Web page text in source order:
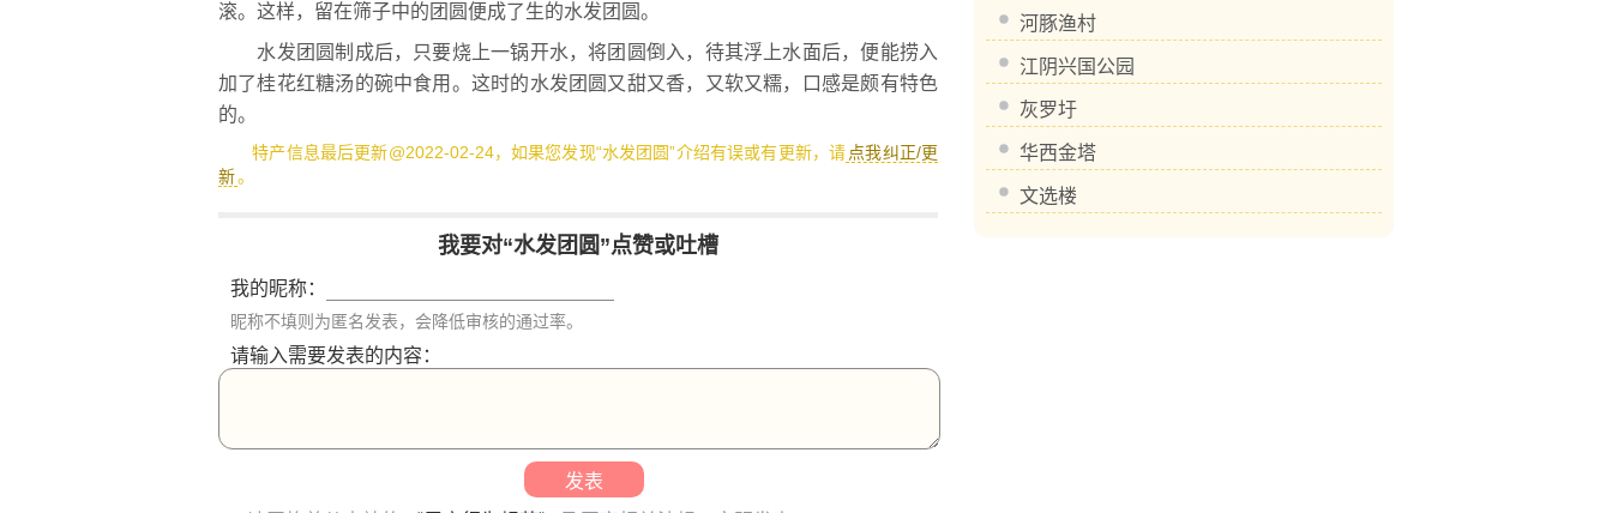
滚。这样，留在筛子中的团圆便成了生的水发团圆。
水发团圆制成后，只要烧上一锅开水，将团圆倒入，待其浮上水面后，便能捞入
加了桂花红糖汤的碗中食用。这时的水发团圆又甜又香，又软又糯，口感是颇有特色
的。
特产信息最后更新@2022-02-24，如果您发现“水发团圆”介绍有误或有更新，请 点我纠正/更
新。
我要对“水发团圆”点赞或吐槽
我的昵称：
昵称不填则为匿名发表，会降低审核的通过率。
请输入需要发表的内容：
河豚渔村
江阴兴国公园
灰罗圩
华西金塔
文选楼